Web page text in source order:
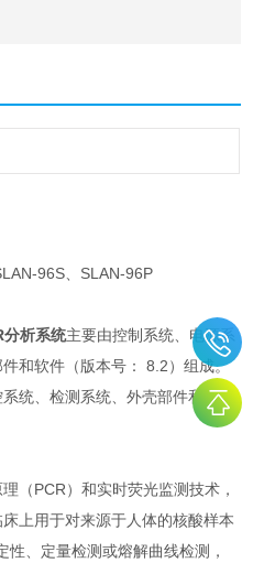
96S、SLAN-96P
分析系统主要由控制系统、电源系
和软件（版本号： 8.2）组成。
统、检测系统、外壳部件和软件
（PCR）和实时荧光监测技术，
上用于对来源于人体的核酸样本
性、定量检测或熔解曲线检测，